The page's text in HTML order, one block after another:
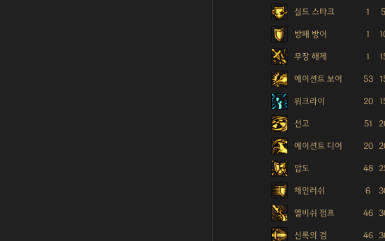
실드 스타크 1 5
방패 방어 1
무장 해제 1
에이션트 보어 53
워크라이 20
선고 51
에이션트 디어 20
압도 48
체인러쉬 6
엘비쉬 점프 46
신록의 검 46